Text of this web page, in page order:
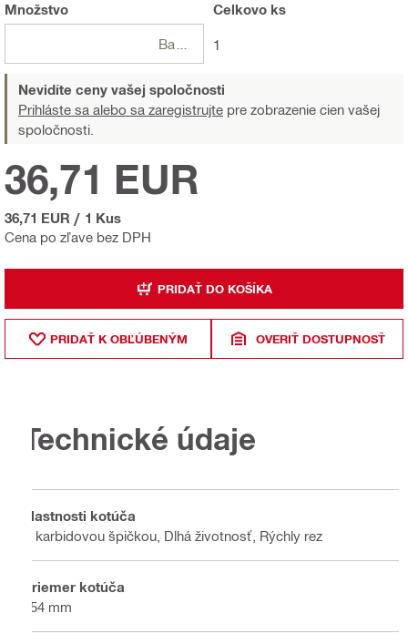
Množstvo Celkovo ks
1
Nevidíte ceny vašej spoločnosti
Prihláste sa alebo sa zaregistrujte pre zobrazenie cien vašej
spoločnosti.
Cena po zľave bez DPH
36,71 EUR
36,71 EUR / 1 Kus
PRIDAŤ DO KOŠÍKA
PRIDAŤ K OBĽÚBENÝM OVERIŤ DOSTUPNOSŤ
Technické údaje
Vlastnosti kotúča
S karbidovou špičkou, Dlhá životnosť, Rýchly rez
Priemer kotúča
254 mm